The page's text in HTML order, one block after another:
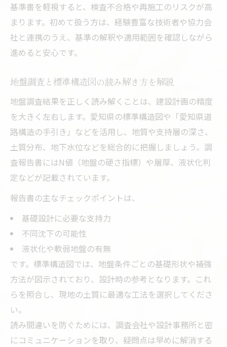
基準書を軽視すると、検査不合格や再施工のリスクが高
まります。初めて扱う方は、経験豊富な技術者や協力会
社と連携のうえ、基準の解釈や適用範囲を確認しながら
進めると安心です。
地盤調査と標準構造図の読み解き方を解説
地盤調査結果を正しく読み解くことは、建設計画の精度
を大きく左右します。愛知県の標準構造図や「愛知県道
路構造の手引き」などを活用し、地質や支持層の深さ、
土質分布、地下水位などを総合的に把握しましょう。調
査報告書にはN値（地盤の硬さ指標）や層厚、液状化判
定などが記載されています。
報告書の主なチェックポイントは、
基礎設計に必要な支持力
不同沈下の可能性
液状化や軟弱地盤の有無
です。標準構造図では、地盤条件ごとの基礎形状や補強
方法が図示されており、設計時の参考となります。これ
らを照合し、現地の土質に最適な工法を選択してくださ
い。
読み間違いを防ぐためには、調査会社や設計事務所と密
にコミュニケーションを取り、疑問点は早めに解消する